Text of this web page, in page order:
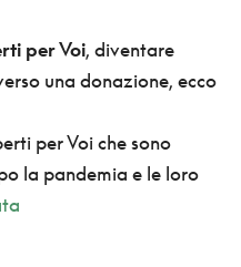
per Voi, diventare
una donazione, ecco
per Voi che sono
la pandemia e le loro